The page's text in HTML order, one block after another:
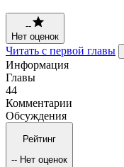
--
Нет оценок
Читать с первой главы
Информация
Главы
44
Комментарии
Обсуждения
Рейтинг
-- Нет оценок